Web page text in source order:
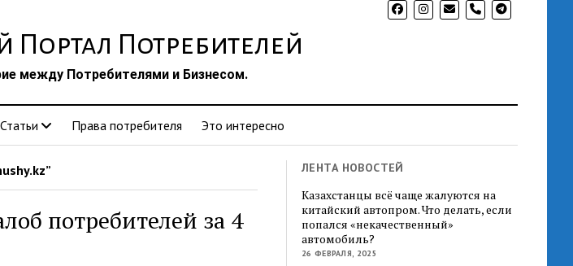
phone
Потребителей
между Потребителями и Бизнесом.
Статьи Права потребителя Это интересно
потребителей за 4
ЛЕНТА НОВОСТЕЙ
Казахстанцы всё чаще жалуются на
китайский автопром. Что делать, если
попался «некачественный»
автомобиль?
26 ФЕВРАЛЯ, 2025